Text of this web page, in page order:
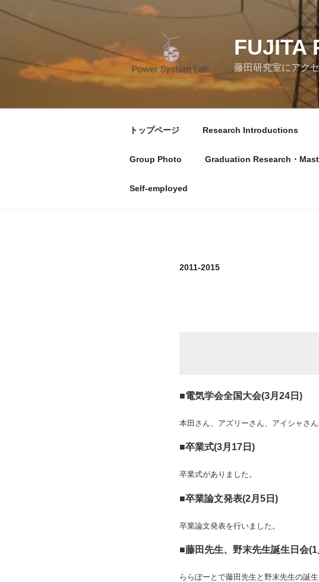
ツ
キ
FUJITA
藤田研究室にアク
トップページ Research Introductions
Group Photo Graduation Research・
Self-employed
2011-2015
■電気学会全国大会(3月24日)
本田さん、アズリーさん、アイシャさん
■卒業式(3月17日)
卒業式がありました。
■卒業論文発表(2月5日)
卒業論文発表を行いました。
■藤田先生、野末先生誕生日会
ららぽーとで藤田先生と野末先生の誕生